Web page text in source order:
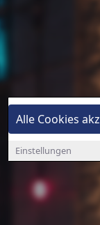
Alle Cookies
Einstellungen